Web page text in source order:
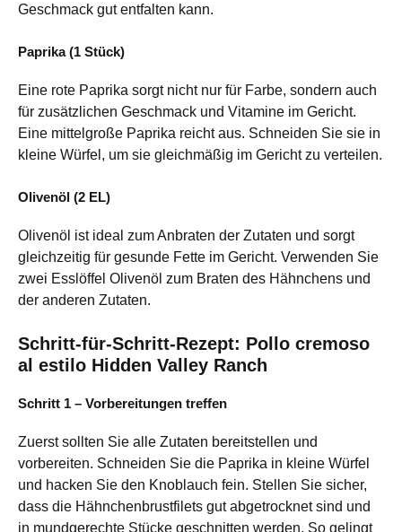
Geschmack gut entfalten kann.
Paprika (1 Stück)
Eine rote Paprika sorgt nicht nur für Farbe, sondern auch
für zusätzlichen Geschmack und Vitamine im Gericht.
Eine mittelgroße Paprika reicht aus. Schneiden Sie sie in
kleine Würfel, um sie gleichmäßig im Gericht zu verteilen.
Olivenöl (2 EL)
Olivenöl ist ideal zum Anbraten der Zutaten und sorgt
gleichzeitig für gesunde Fette im Gericht. Verwenden Sie
zwei Esslöffel Olivenöl zum Braten des Hähnchens und
der anderen Zutaten.
Schritt-für-Schritt-Rezept: Pollo cremoso
al estilo Hidden Valley Ranch
Schritt 1 – Vorbereitungen treffen
Zuerst sollten Sie alle Zutaten bereitstellen und
vorbereiten. Schneiden Sie die Paprika in kleine Würfel
und hacken Sie den Knoblauch fein. Stellen Sie sicher,
dass die Hähnchenbrustfilets gut abgetrocknet sind und
in mundgerechte Stücke geschnitten werden. So gelingt